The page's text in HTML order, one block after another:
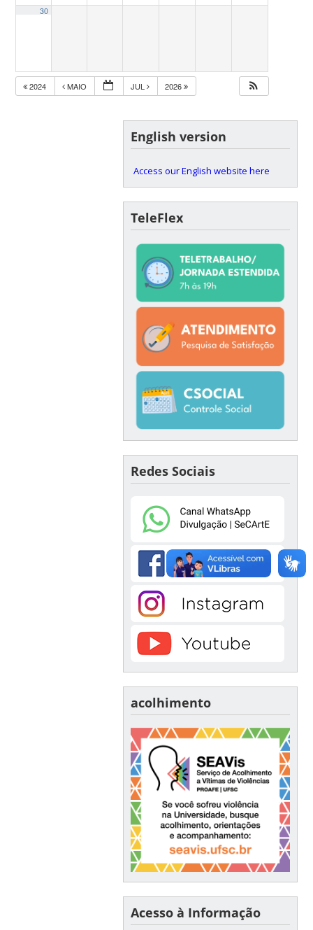
30
2024 MAIO JUL 2026
English version
Access our English website here
TeleFlex
Redes Sociais
acolhimento
Acesso à Informação